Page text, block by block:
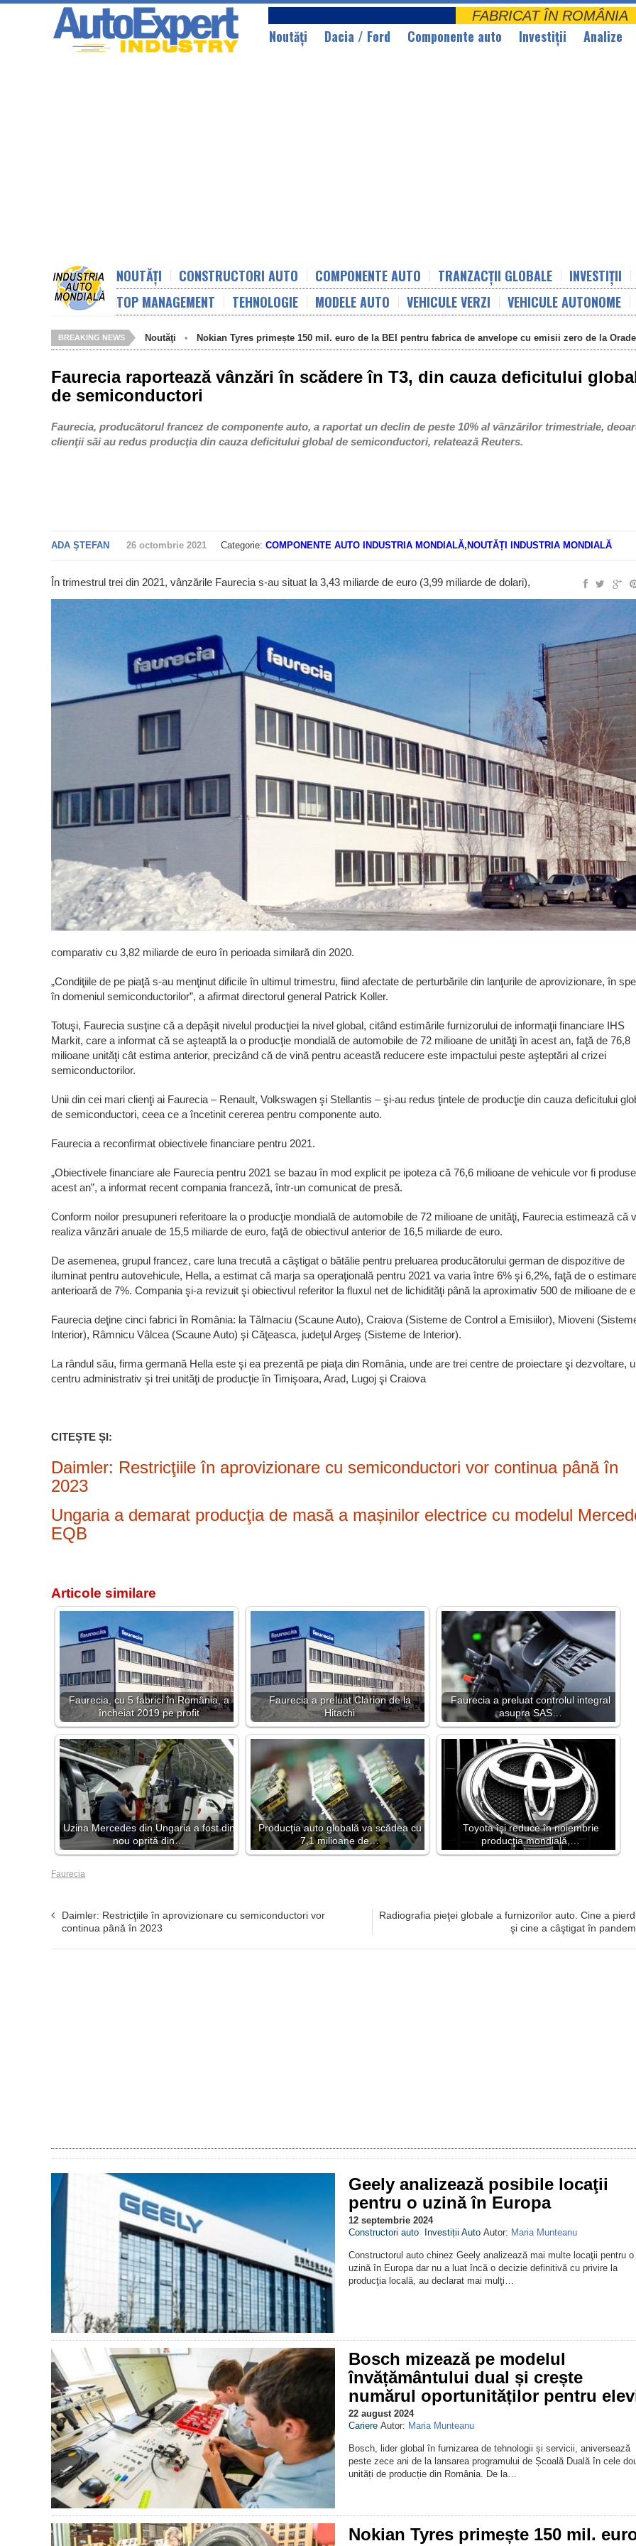
FABRICAT ÎN
Noutăţi Dacia / Ford Componente auto Investiții Analize
NOUTĂȚI CONSTRUCTORI AUTO COMPONENTE AUTO TRANZACȚII GLOBALE INVESTIȚII
TOP MANAGEMENT
TEHNOLOGIE MODELE AUTO VEHICULE VERZI VEHICULE AUTONOME
BREAKING NEWS Noutăţi • Nokian Tyres primește 150 mil. euro de la BEI pentru fabrica de anvelope cu emisii zero de la
Faurecia raportează vânzări în scădere în T3, din cauza deficitului
de semiconductori
Faurecia, producătorul francez de componente auto, a raportat un declin de peste 10% al vânzărilor trimestriale,
clienţii săi au redus producţia din cauza deficitului global de semiconductori, relatează Reuters.
ADA ŞTEFAN 26 octombrie 2021 Categorie: COMPONENTE AUTO INDUSTRIA MONDIALĂ, NOUTĂȚI INDUSTRIA MONDIALĂ
În trimestrul trei din 2021, vânzările Faurecia s-au situat la 3,43 miliarde de euro (3,99 miliarde de dolari),
comparativ cu 3,82 miliarde de euro în perioada similară din 2020.
„Condiţiile de pe piaţă s-au menţinut dificile în ultimul trimestru, fiind afectate de perturbările din lanţurile de aprovizionare, în
în domeniul semiconductorilor”, a afirmat directorul general Patrick Koller.
Totuşi, Faurecia susţine că a depăşit nivelul producţiei la nivel global, citând estimările furnizorului de informaţii financiare IHS
Markit, care a informat că se aşteaptă la o producţie mondială de automobile de 72 milioane de unităţi în acest an, faţă de 76,8
milioane unităţi cât estima anterior, precizând că de vină pentru această reducere este impactului peste aşteptări al crizei
semiconductorilor.
Unii din cei mari clienţi ai Faurecia – Renault, Volkswagen şi Stellantis – şi-au redus ţintele de producţie din cauza deficitului
de semiconductori, ceea ce a încetinit cererea pentru componente auto.
Faurecia a reconfirmat obiectivele financiare pentru 2021.
„Obiectivele financiare ale Faurecia pentru 2021 se bazau în mod explicit pe ipoteza că 76,6 milioane de vehicule vor fi
acest an”, a informat recent compania franceză, într-un comunicat de presă.
Conform noilor presupuneri referitoare la o producţie mondială de automobile de 72 milioane de unităţi, Faurecia estimează că
realiza vânzări anuale de 15,5 miliarde de euro, faţă de obiectivul anterior de 16,5 miliarde de euro.
De asemenea, grupul francez, care luna trecută a câştigat o bătălie pentru preluarea producătorului german de dispozitive de
iluminat pentru autovehicule, Hella, a estimat că marja sa operaţională pentru 2021 va varia între 6% şi 6,2%, faţă de o
anterioară de 7%. Compania şi-a revizuit şi obiectivul referitor la fluxul net de lichidităţi până la aproximativ 500 de milioane de
Faurecia deţine cinci fabrici în România: la Tălmaciu (Scaune Auto), Craiova (Sisteme de Control a Emisiilor), Mioveni
Interior), Râmnicu Vâlcea (Scaune Auto) şi Căţeasca, judeţul Argeş (Sisteme de Interior).
La rândul său, firma germană Hella este şi ea prezentă pe piaţa din România, unde are trei centre de proiectare şi dezvoltare,
centru administrativ şi trei unităţi de producţie în Timişoara, Arad, Lugoj şi Craiova
CITEȘTE ȘI:
Daimler: Restricţiile în aprovizionare cu semiconductori vor continua până în
2023
Ungaria a demarat producţia de masă a mașinilor electrice cu modelul
EQB
Articole similare
Faurecia, cu 5 fabrici în România, a
încheiat 2019 pe profit
Faurecia a preluat Clarion de la
Hitachi
Faurecia a preluat controlul integral
asupra SAS…
Uzina Mercedes din Ungaria a fost din
nou oprită din…
Producţia auto globală va scădea cu
7,1 milioane de…
Toyota îşi reduce în noiembrie
producţia mondială,…
Faurecia
Daimler: Restricţiile în aprovizionare cu semiconductori vor
continua până în 2023
Radiografia pieţei globale a furnizorilor auto. Cine a
şi cine a câştigat în
Geely analizează posibile locaţii
pentru o uzină în Europa
12 septembrie 2024
Constructori auto
Investiții Auto Autor: Maria Munteanu
Constructorul auto chinez Geely analizează mai multe locaţii pentru o
uzină în Europa dar nu a luat încă o decizie definitivă cu privire la
producţia locală, au declarat mai mulţi…
Bosch mizează pe modelul
învățământului dual și crește
numărul oportunităților pentru
22 august 2024
Cariere Autor: Maria Munteanu
Bosch, lider global în furnizarea de tehnologii și servicii, aniversează
peste zece ani de la lansarea programului de Școală Duală în cele
unități de producție din România. De la…
Nokian Tyres primește 150 mil.